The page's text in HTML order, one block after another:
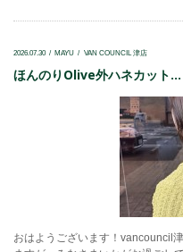
2026.07.30 MAYU VAN COUNCIL 津店
ほんのりOlive外ハネカット...
おはようございます！vancouncil